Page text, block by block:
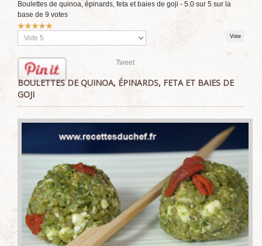
Boulettes de quinoa, épinards, feta et baies de goji - 5.0 sur 5sur la
base de 9 votes
Vote
utilisateur:
Veuillez
voter
Tweet
BOULETTES DE QUINOA, ÉPINARDS, FETA ET BAIES DE
GOJI